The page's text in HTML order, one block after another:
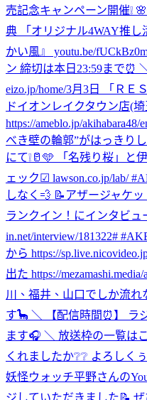
売記念キャンペーン開催
典 「オリジナル4WAY推し
かい風』 youtu.be/
ン 締切は本日23:59まで⏰
eizo.jp/home/3月3日 「ＲＥ
ドイオンレイクタウン店(
https://ameblo.jp/
べき壁の輪郭”がはっきり
にて❕🥛🩵 「名残り桜」
ェック☑︎ lawson.co.jp/lab/
しなく💨 📝アザージャケ
ランクイン！にインタビ
in.net/interview/181322#
から https://
出た https://
川、福井、山口でしか流れ
す🦕 ＼ 【配信時間⏰】 ラ
ます🎧 ＼ 放送枠の一覧は
くれましたか❔❔ よろし
妖怪ウォッチ平野さんの
ジしていただきました📝